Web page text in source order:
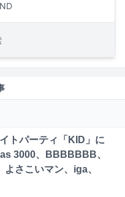
トパーティ「KID」に
3000、BBBBBBB、
さこいマン、iga、